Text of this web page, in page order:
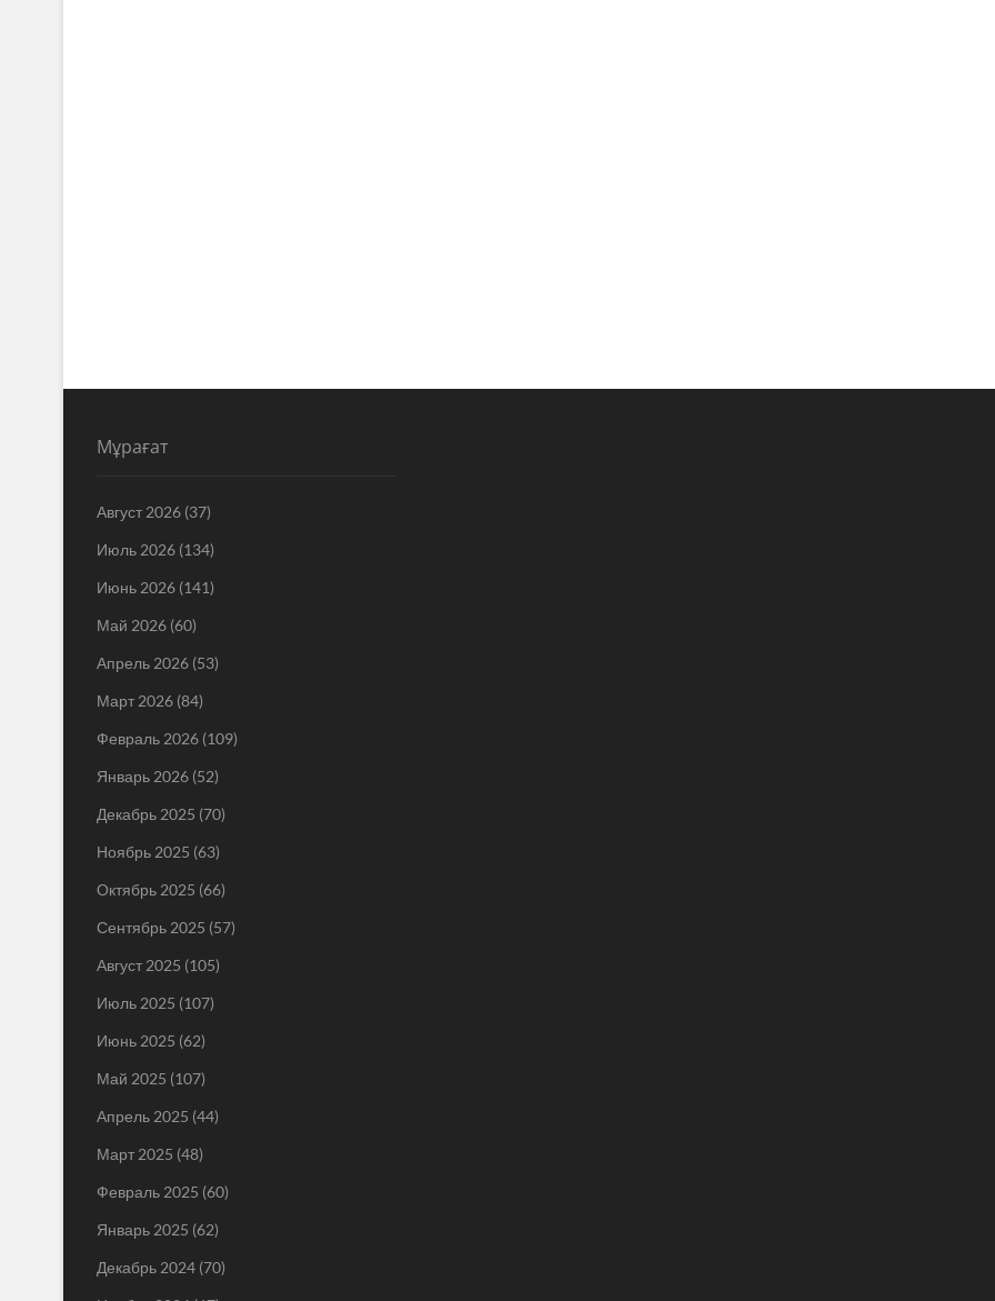
Мұрағат
Август 2026 (37)
Июль 2026 (134)
Июнь 2026 (141)
Май 2026 (60)
Апрель 2026 (53)
Март 2026 (84)
Февраль 2026 (109)
Январь 2026 (52)
Декабрь 2025 (70)
Ноябрь 2025 (63)
Октябрь 2025 (66)
Сентябрь 2025 (57)
Август 2025 (105)
Июль 2025 (107)
Июнь 2025 (62)
Май 2025 (107)
Апрель 2025 (44)
Март 2025 (48)
Февраль 2025 (60)
Январь 2025 (62)
Декабрь 2024 (70)